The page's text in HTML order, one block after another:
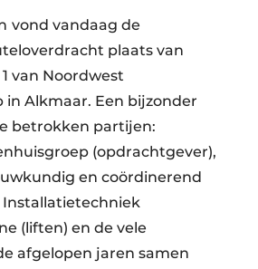
vond vandaag de
plaats van
van Noordwest
in Alkmaar. Een bijzonder
betrokken partijen:
(opdrachtgever),
en coördinerend
Installatietechniek
(liften) en de vele
afgelopen jaren samen